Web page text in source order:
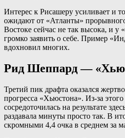
Интерес к Рисашеру усиливает и
ожидают от «Атланты»
Востоке сейчас не так высока, и у
громко заявить о себе. Пример
вдохновил многих.
Рид Шеппард —
Третий пик драфта оказался
прогресса «Хьюстона». Из-за
сосредоточилась на результате
раздавала минуты просто так. В
скромными 4,4 очка в среднем за